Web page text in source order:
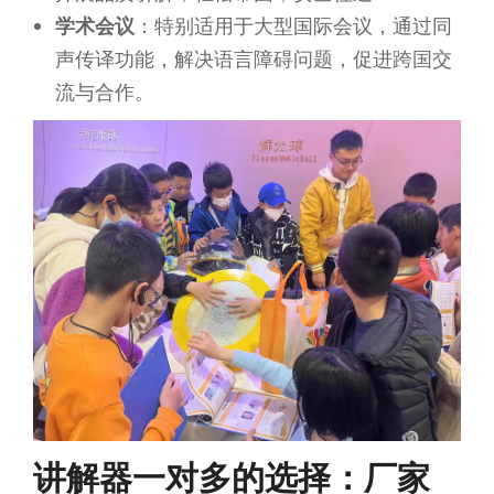
学术会议：特别适用于大型国际会议，通过同
声传译功能，解决语言障碍问题，促进跨国交
流与合作。
讲解器一对多的选择：厂家